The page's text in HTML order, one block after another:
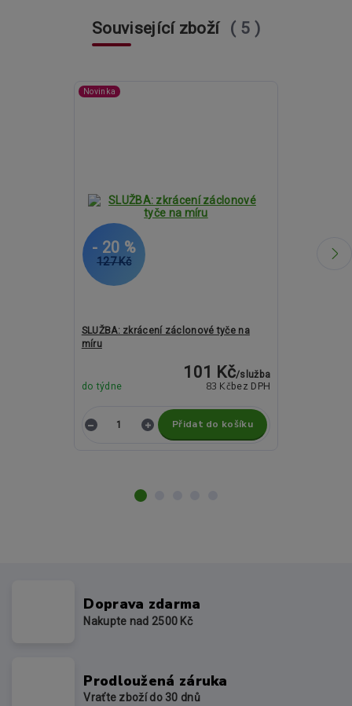
Související zboží 5
Novinka
127 Kč
- 20 %
SLUŽBA: zkrácení záclonové tyče na
míru
101 Kč/služba
83 Kč bez DPH
do týdne
Přidat do košíku
1 507 Kč
- 26 %
Doprava zdarma
Nakupte nad 2500 Kč
Prodloužená záruka
Vraťte zboží do 30 dnů